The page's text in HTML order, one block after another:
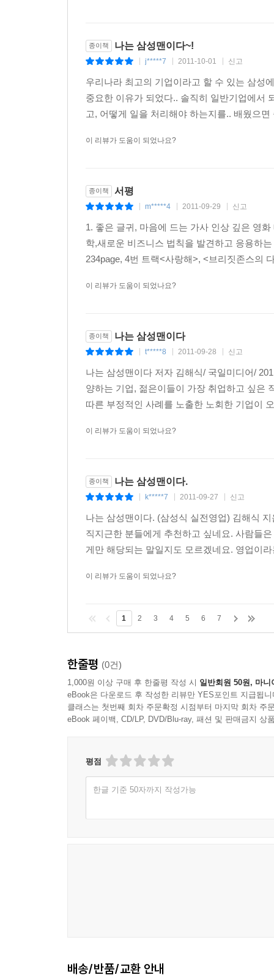
종이책 나는 삼성맨이다~!
j*****7 2011-10-01 신고
우리나라 최고의 기업이라고 할 수 있는 삼성
중요한 이유가 되었다.. 솔직히 일반기업에서
고, 어떻게 일을 처리해야 하는지를.. 배웠으
이 리뷰가 도움이 되었나요?
종이책 서평
m*****4 2011-09-29 신고
1. 좋은 글귀, 마음에 드는 가사 인상 깊은 영
학,새로운 비즈니스 법칙을 발견하고 응용하
234page, 4번 트랙<사랑해>, <브리짓존스의
이 리뷰가 도움이 되었나요?
종이책 나는 삼성맨이다
t*****8 2011-09-28 신고
나는 삼성맨이다 저자 김해식/ 국일미디어/
양하는 기업, 젊은이들이 가장 취업하고 싶은
따른 부정적인 사례를 노출한 노회한 기업이
이 리뷰가 도움이 되었나요?
종이책 나는 삼성맨이다.
k*****7 2011-09-27 신고
나는 삼성맨이다. (삼성식 실전영업) 김해식
직지근한 분들에게 추천하고 싶네요. 사람들
게만 해당되는 말일지도 모르겠네요. 영업이
이 리뷰가 도움이 되었나요?
1 2 3 4 5 6 7
한줄평 (0건)
1,000원 이상 구매 후 한줄평 작성 시 일반회원 50원, 마니
eBook은 다운로드 후 작성한 리뷰만 YES포인트 지급됩니
클래스는 첫번째 회차 주문확정 시점부터 마지막 회차 주
eBook 페이백, CD/LP, DVD/Blu-ray, 패션 및 판매금지 상
평점
한글 기준 50자까지 작성가능
배송/반품/교환 안내